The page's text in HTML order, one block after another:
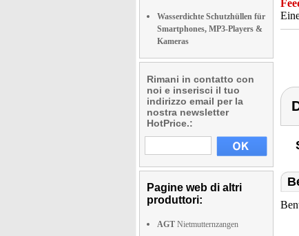
Wasserdichte Schutzhüllen für
Smartphones, MP3-Players &
Kameras
Rimani in contatto con
noi e inserisci il tuo
indirizzo email per la
nostra newsletter
HotPrice.:
Pagine web di altri
produttori:
AGT Nietmutternzangen